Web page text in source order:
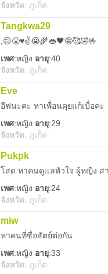
จังหวัด: ภูเก็ต
Tangkwa29
,😔😤♥️✌️😭🌾👄🖤🤪🥰🤣🤟
เพศ:หญิง อายุ:40
จังหวัด: ภูเก็ต
Eve
อีฟนะคะ หาเพื่อนคุยแก้เบื่อค่ะ
เพศ:หญิง อายุ:29
จังหวัด: ภูเก็ต
Pukpk
โสด หาคนดูเเลหัวใจ ผู้หญิง
เพศ:หญิง อายุ:24
จังหวัด: ภูเก็ต
miw
หาคนที่ซื่อสัตย์ต่อกัน
เพศ:หญิง อายุ:33
จังหวัด: ภูเก็ต